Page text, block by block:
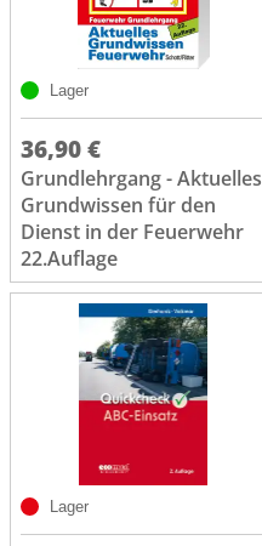
Lager
36,90 €
Grundlehrgang - Aktuelles
Grundwissen für den
Dienst in der Feuerwehr
22.Auflage
Lager